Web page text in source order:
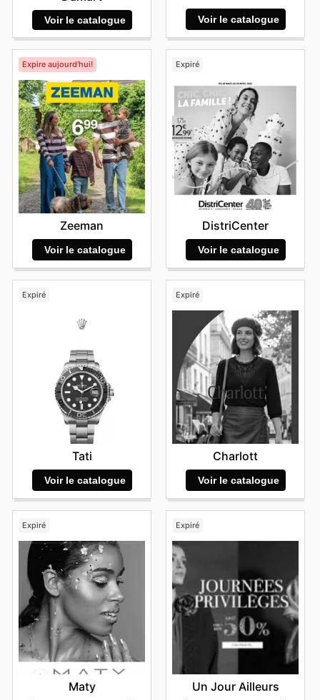
leurs offres en ligne dès aujourd'hui.
Voir le catalogue Voir le catalogue
Expire aujourd'hui!
Zeeman
Voir le catalogue
Expiré
DistriCenter
Voir le catalogue
Expiré
Tati
Voir le catalogue
Expiré
Charlott
Voir le catalogue
Expiré
Maty
Expiré
Un Jour Ailleurs